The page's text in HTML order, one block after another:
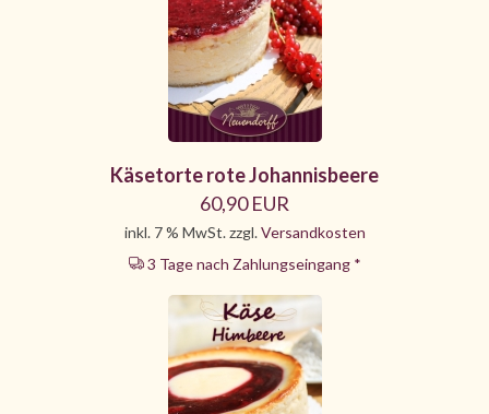
Käsetorte rote Johannisbeere
60,90 EUR
inkl. 7 % MwSt. zzgl.Versandkosten
3 Tage nach Zahlungseingang *